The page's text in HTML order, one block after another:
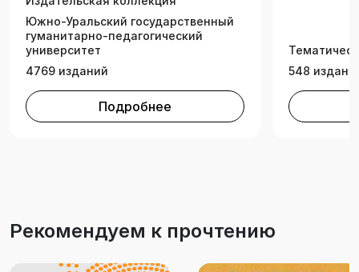
Южно-Уральский государственный
гуманитарно-педагогический
университет
4769 изданий
Подробнее
548
Рекомендуем к прочтению